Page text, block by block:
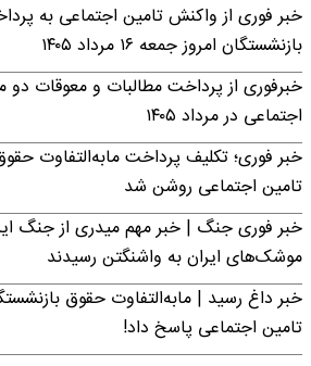
خبر فوری از واکنش تامین اجتماعی به
بازنشستگان امروز جمعه ۱۶ مرداد ۱۴۰۵
خبرفوری از پرداخت مطالبات و معوقات دو
اجتماعی در مرداد ۱۴۰۵
خبر فوری؛ تکلیف پرداخت مابه‌التفاوت
تامین اجتماعی روشن شد
خبر فوری جنگ | خبر مهم میدری از جنگ
موشک‌های ایران به واشنگتن رسیدند
خبر داغ رسید | مابه‌التفاوت حقوق
تامین اجتماعی پاسخ داد!